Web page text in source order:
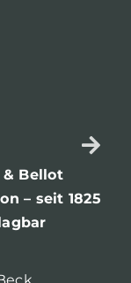
& Bellot
– seit 1825